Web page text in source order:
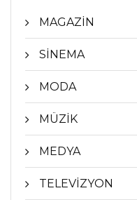
MAGAZİN
SİNEMA
MODA
MÜZİK
MEDYA
TELEVİZYON